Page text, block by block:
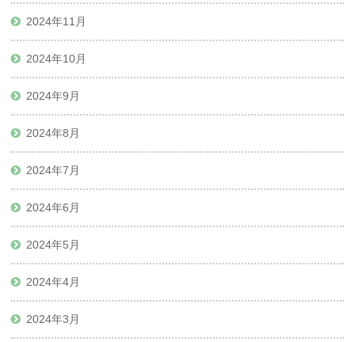
2024年11月
2024年10月
2024年9月
2024年8月
2024年7月
2024年6月
2024年5月
2024年4月
2024年3月